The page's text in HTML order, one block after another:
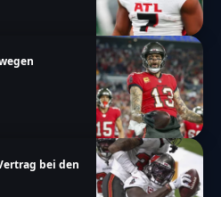
bei den